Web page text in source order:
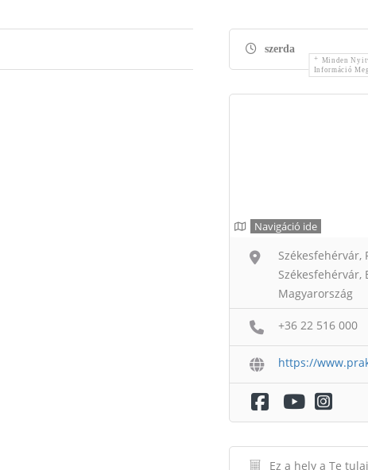
szerda
Minden
Információ
Navigáció ide
Székesfehérvár,
Székesfehérvár,
Magyarország
+36 22 516 000
https://
Ez a hely a Te